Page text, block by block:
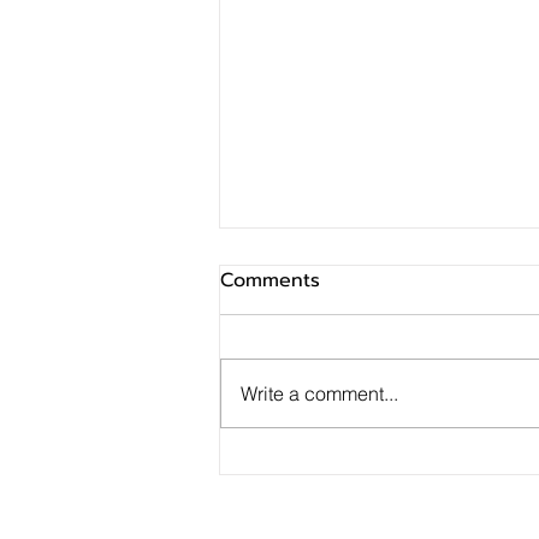
GUNKUL – LH Bank ลงนาม
Comments
Write a comment...